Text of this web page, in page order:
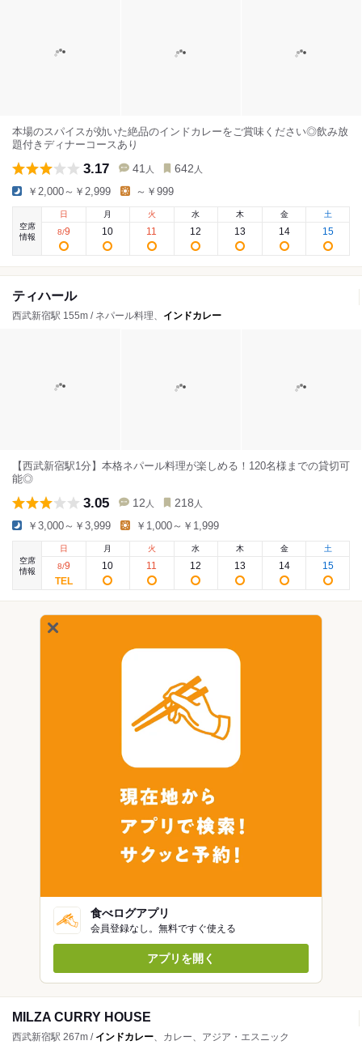
本場のスパイスが効いた絶品のインドカレーをご賞味ください◎飲み放
題付きディナーコースあり
3.17 41 人 642 人
￥2,000～￥2,999 ～￥999
空席
情報
日
8/9
月
10
火
11
水
12
木
13
金
14
土
15
ティハール
西武新宿駅 155m / ネパール料理、 インドカレー
【西武新宿駅1分】本格ネパール料理が楽しめる！120名様までの貸切可
能◎
3.05 12 人 218 人
￥3,000～￥3,999 ￥1,000～￥1,999
空席
情報
日
8/9
月
10
火
11
水
12
木
13
金
14
土
15
食べログアプリ
会員登録なし。無料ですぐ使える
アプリを開く
MILZA CURRY HOUSE
西武新宿駅 267m / インドカレー、カレー、アジア・エスニック